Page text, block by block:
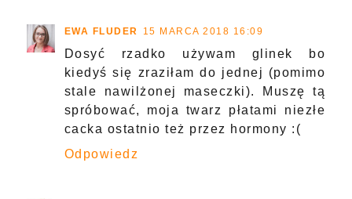
EWA FLUDER 15 MARCA 2018 16:09
Dosyć rzadko używam glinek bo
kiedyś się zraziłam do jednej (pomimo
stale nawilżonej maseczki). Muszę tą
spróbować, moja twarz płatami niezłe
cacka ostatnio też przez hormony :(
Odpowiedz